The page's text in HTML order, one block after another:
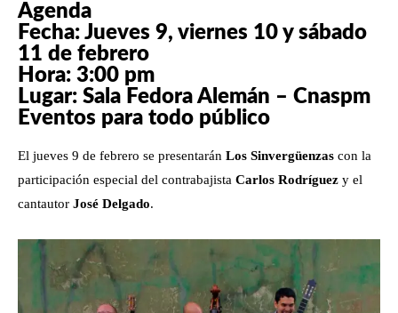
Agenda
Fecha: Jueves 9, viernes 10 y sábado
11 de febrero
Hora: 3:00 pm
Lugar: Sala Fedora Alemán – Cnaspm
Eventos para todo público
El jueves 9 de febrero se presentarán Los Sinvergüenzas con la
participación especial del contrabajista Carlos Rodríguez y el
cantautor José Delgado.